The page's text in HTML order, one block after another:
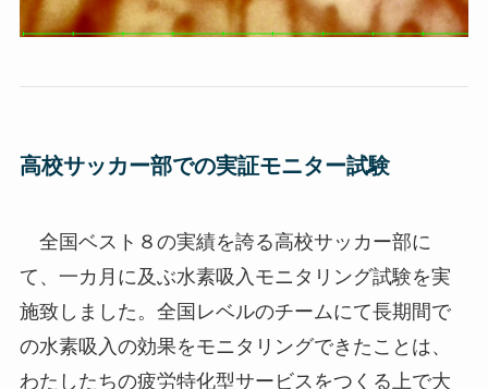
高校サッカー部での実証モニター試験
全国ベスト８の実績を誇る高校サッカー部に
て、一カ月に及ぶ水素吸入モニタリング試験を実
施致しました。全国レベルのチームにて長期間で
の水素吸入の効果をモニタリングできたことは、
わたしたちの疲労特化型サービスをつくる上で大